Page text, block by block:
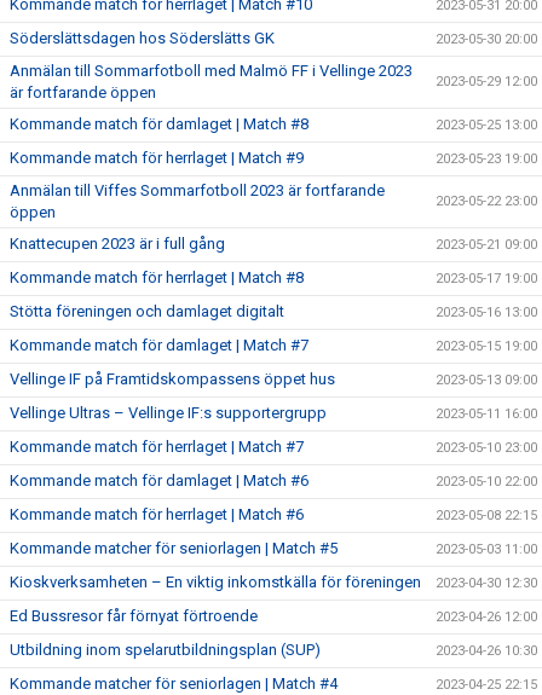
Kommande match för herrlaget | Match #10 2023-05-31 20:00
Söderslättsdagen hos Söderslätts GK 2023-05-30 20:00
Anmälan till Sommarfotboll med Malmö FF i Vellinge 2023
är fortfarande öppen
2023-05-29 12:00
Kommande match för damlaget | Match #8 2023-05-25 13:00
Kommande match för herrlaget | Match #9 2023-05-23 19:00
Anmälan till Viffes Sommarfotboll 2023 är fortfarande
öppen
2023-05-22 23:00
Knattecupen 2023 är i full gång 2023-05-21 09:00
Kommande match för herrlaget | Match #8 2023-05-17 19:00
Stötta föreningen och damlaget digitalt 2023-05-16 13:00
Kommande match för damlaget | Match #7 2023-05-15 19:00
Vellinge IF på Framtidskompassens öppet hus 2023-05-13 09:00
Vellinge Ultras – Vellinge IF:s supportergrupp 2023-05-11 16:00
Kommande match för herrlaget | Match #7 2023-05-10 23:00
Kommande match för damlaget | Match #6 2023-05-10 22:00
Kommande match för herrlaget | Match #6 2023-05-08 22:15
Kommande matcher för seniorlagen | Match #5 2023-05-03 11:00
Kioskverksamheten – En viktig inkomstkälla för föreningen 2023-04-30 12:30
Ed Bussresor får förnyat förtroende 2023-04-26 12:00
Utbildning inom spelarutbildningsplan (SUP) 2023-04-26 10:30
Kommande matcher för seniorlagen | Match #4 2023-04-25 22:15